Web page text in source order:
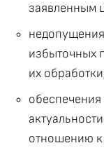
заявленным
избыточных
их
обеспечения
отношению к